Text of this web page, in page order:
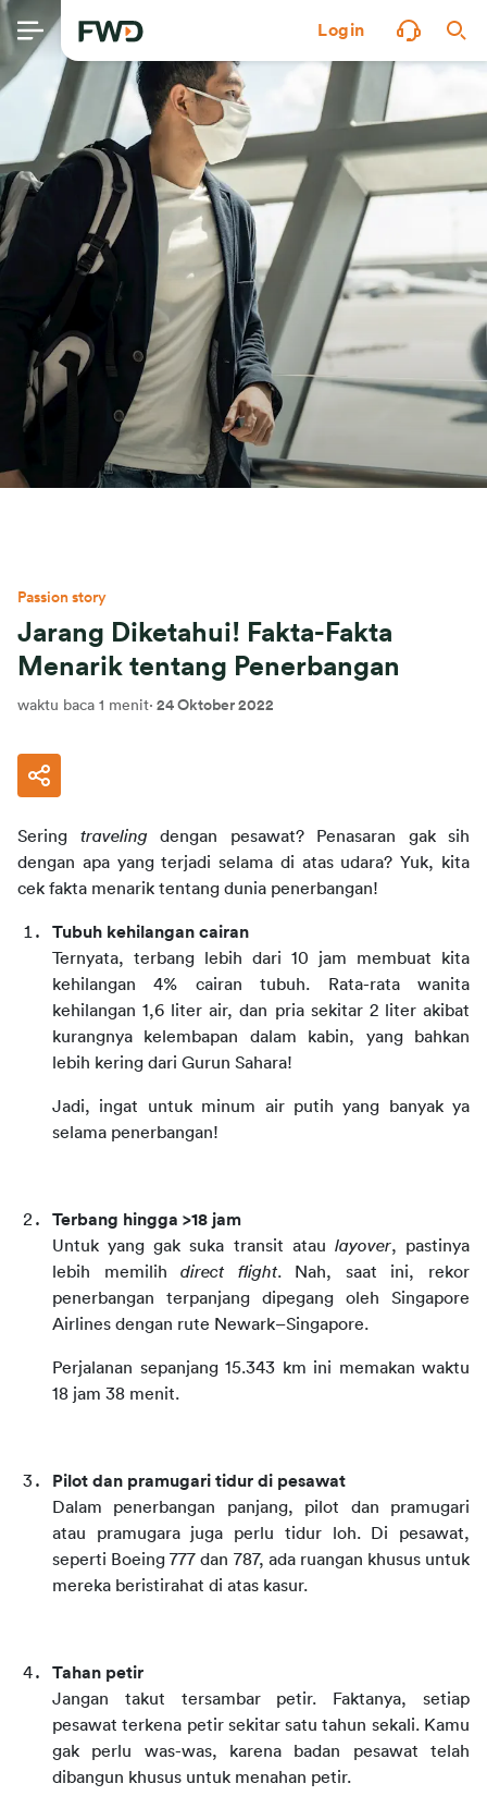
Login
Passion story
Jarang Diketahui! Fakta-Fakta
Menarik tentang Penerbangan
waktu baca 1 menit· 24 Oktober 2022
Sering traveling dengan pesawat? Penasaran gak sih
dengan apa yang terjadi selama di atas udara? Yuk, kita
cek fakta menarik tentang dunia penerbangan!
Tubuh kehilangan cairan
Ternyata, terbang lebih dari 10 jam membuat kita
kehilangan 4% cairan tubuh. Rata-rata wanita
kehilangan 1,6 liter air, dan pria sekitar 2 liter akibat
kurangnya kelembapan dalam kabin, yang bahkan
lebih kering dari Gurun Sahara!
Jadi, ingat untuk minum air putih yang banyak ya
selama penerbangan!
Terbang hingga >18 jam
Untuk yang gak suka transit atau layover, pastinya
lebih memilih direct flight. Nah, saat ini, rekor
penerbangan terpanjang dipegang oleh Singapore
Airlines dengan rute Newark–Singapore.
Perjalanan sepanjang 15.343 km ini memakan waktu
18 jam 38 menit.
Pilot dan pramugari tidur di pesawat
Dalam penerbangan panjang, pilot dan pramugari
atau pramugara juga perlu tidur loh. Di pesawat,
seperti Boeing 777 dan 787, ada ruangan khusus untuk
mereka beristirahat di atas kasur.
Tahan petir
Jangan takut tersambar petir. Faktanya, setiap
pesawat terkena petir sekitar satu tahun sekali. Kamu
gak perlu was-was, karena badan pesawat telah
dibangun khusus untuk menahan petir.